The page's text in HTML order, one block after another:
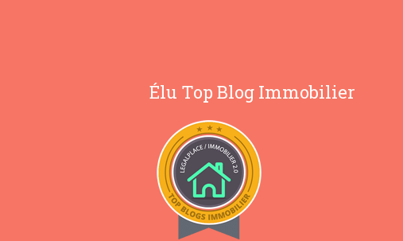
Élu Top Blog Immobilier